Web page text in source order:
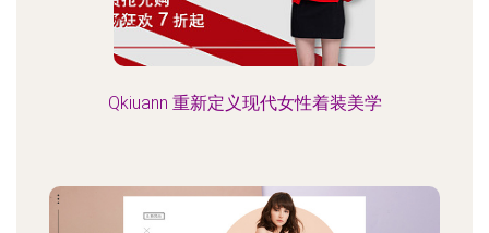
Qkiuann 重新定义现代女性着装美学